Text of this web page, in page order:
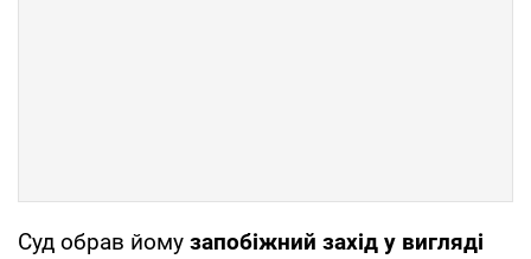
Суд обрав йому запобіжний захід у вигляді